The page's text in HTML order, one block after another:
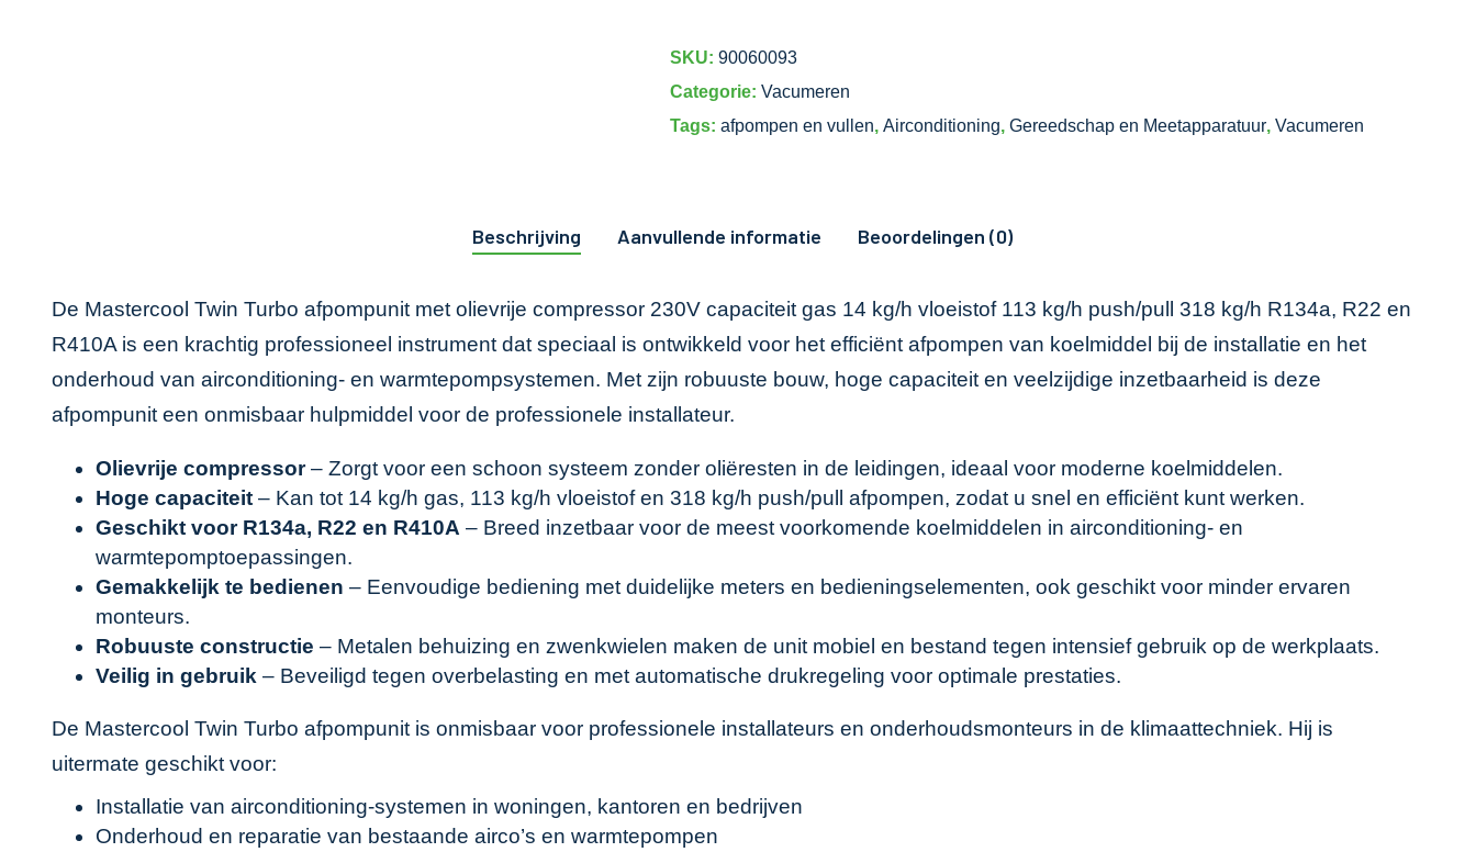
SKU: 90060093
Categorie: Vacumeren
Tags: afpompen en vullen, Airconditioning, Gereedschap en Meetapparatuur, Vacumeren
Beschrijving Aanvullende informatie Beoordelingen (0)
De Mastercool Twin Turbo afpompunit met olievrije compressor 230V capaciteit gas 14 kg/h vloeistof 113 kg/h push/pull 318 kg/h R134a, R22 en
R410A is een krachtig professioneel instrument dat speciaal is ontwikkeld voor het efficiënt afpompen van koelmiddel bij de installatie en het
onderhoud van airconditioning- en warmtepompsystemen. Met zijn robuuste bouw, hoge capaciteit en veelzijdige inzetbaarheid is deze
afpompunit een onmisbaar hulpmiddel voor de professionele installateur.
Olievrije compressor– Zorgt voor een schoon systeem zonder oliëresten in de leidingen, ideaal voor moderne koelmiddelen.
Hoge capaciteit – Kan tot 14 kg/h gas, 113 kg/h vloeistof en 318 kg/h push/pull afpompen, zodat u snel en efficiënt kunt werken.
Geschikt voor R134a, R22 en R410A – Breed inzetbaar voor de meest voorkomende koelmiddelen in airconditioning- en
warmtepomptoepassingen.
Gemakkelijk te bedienen – Eenvoudige bediening met duidelijke meters en bedieningselementen, ook geschikt voor minder ervaren
monteurs.
Robuuste constructie – Metalen behuizing en zwenkwielen maken de unit mobiel en bestand tegen intensief gebruik op de werkplaats.
Veilig in gebruik – Beveiligd tegen overbelasting en met automatische drukregeling voor optimale prestaties.
De Mastercool Twin Turbo afpompunit is onmisbaar voor professionele installateurs en onderhoudsmonteurs in de klimaattechniek. Hij is
uitermate geschikt voor:
Installatie van airconditioning-systemen in woningen, kantoren en bedrijven
Onderhoud en reparatie van bestaande airco’s en warmtepompen